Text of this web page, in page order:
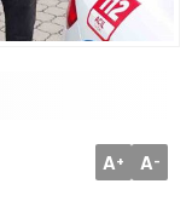
A+ A-